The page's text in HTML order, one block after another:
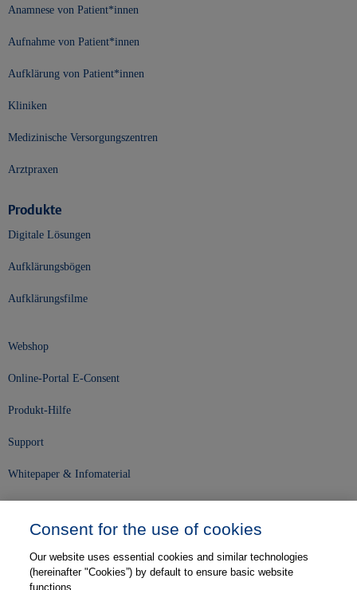
Anamnese von Patient*innen
Aufnahme von Patient*innen
Aufklärung von Patient*innen
Kliniken
Medizinische Versorgungszentren
Arztpraxen
Produkte
Digitale Lösungen
Aufklärungsbögen
Aufklärungsfilme
Webshop
Online-Portal E-Consent
Produkt-Hilfe
Support
Whitepaper & Infomaterial
Karriere
Consent for the use of cookies
Our website uses essential cookies and similar technologies
(hereinafter "Cookies”) by default to ensure basic website
functions.